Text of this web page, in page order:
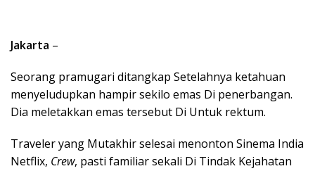
Jakarta –
Seorang pramugari ditangkap Setelahnya ketahuan
menyeludupkan hampir sekilo emas Di penerbangan.
Dia meletakkan emas tersebut Di Untuk rektum.
Traveler yang Mutakhir selesai menonton Sinema India
Netflix, Crew, pasti familiar sekali Di Tindak Kejahatan